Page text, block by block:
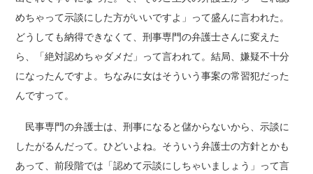
めちゃって示談にした方がいいですよ」って盛んに言われた。
どうしても納得できなくて、刑事専門の弁護士さんに変えた
ら、「絶対認めちゃダメだ」って言われて。結局、嫌疑不十分
になったんですよ。ちなみに女はそういう事案の常習犯だった
んですって。
民事専門の弁護士は、刑事になると儲からないから、示談に
したがるんだって。ひどいよね。そういう弁護士の方針とかも
あって、前段階では「認めて示談にしちゃいましょう」って言